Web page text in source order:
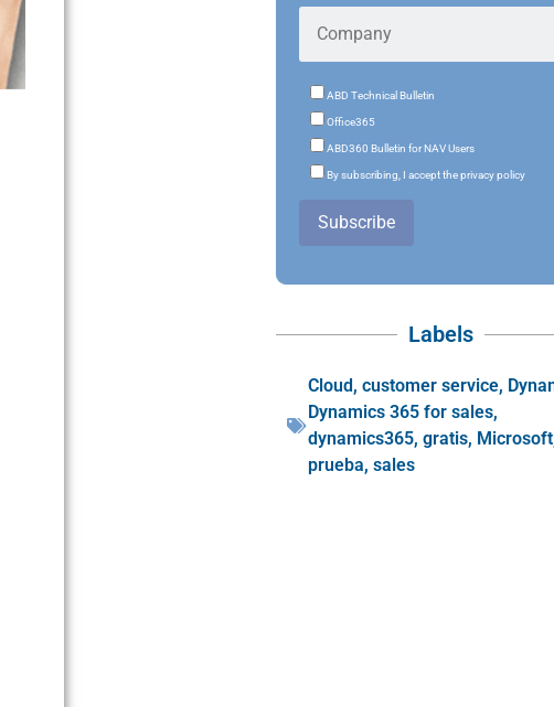
ABD Technical Bulletin
Office365
ABD360 Bulletin for NAV Users
By subscribing, I accept the privacy policy
Subscribe
Labels
Cloud,customer service,
Dynamics 365 for sales,
dynamics365,gratis, Microsoft
prueba,sales